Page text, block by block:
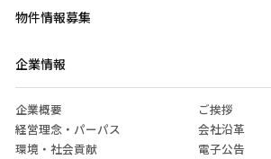
物件情報募集
企業情報
企業概要
ご挨拶
経営理念・パーパス
会社沿革
環境・社会貢献
電子公告